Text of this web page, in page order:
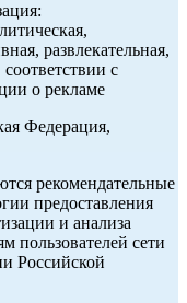
развлекательная,
с
о рекламе
Федерация,
рекомендательные
предоставления
и анализа
пользователей сети
Российской